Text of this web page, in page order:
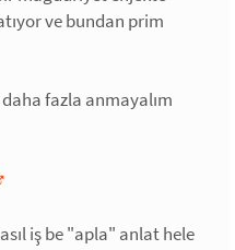
ve bundan prim
fazla anmayalım
iş be "apla" anlat hele